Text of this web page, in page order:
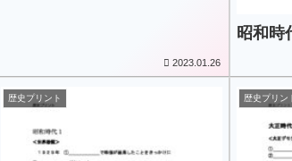
2023.01.26
昭和
歴史プリント 歴史プリン